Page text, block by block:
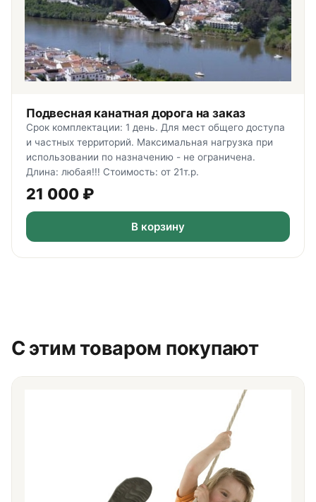
Подвесная канатная дорога на заказ
Срок комплектации: 1 день. Для мест общего доступа
и частных территорий. Максимальная нагрузка при
использовании по назначению - не ограничена.
Длина: любая!!! Стоимость: от 21т.р.
21 000 ₽
В корзину
С этим товаром покупают